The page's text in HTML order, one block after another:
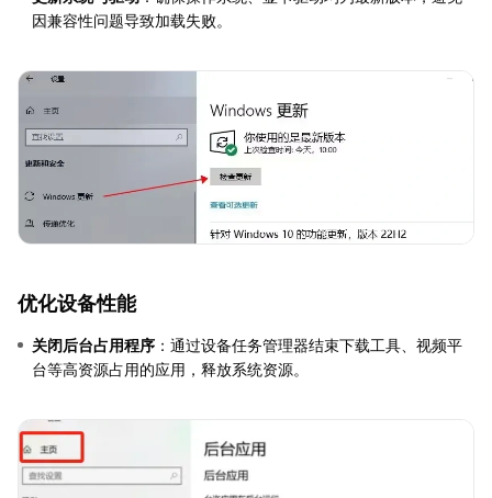
因兼容性问题导致加载失败。
优化设备性能
关闭后台占用程序 ：通过设备任务管理器结束下载工具、视频平
台等高资源占用的应用，释放系统资源。